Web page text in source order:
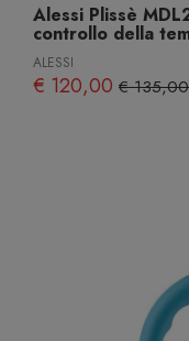
Alessi Plissè
controllo della
ALESSI
€ 120,00 € 135,00